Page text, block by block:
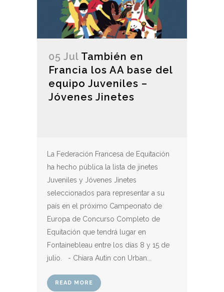
05 Jul También en
Francia los AA base del
equipo Juveniles –
Jóvenes Jinetes
La Federación Francesa de Equitación
ha hecho pública la lista de jinetes
Juveniles y Jóvenes Jinetes
seleccionados para representar a su
país en el próximo Campeonato de
Europa de Concurso Completo de
Equitación que tendrá lugar en
Fontainebleau entre los días 8 y 15 de
julio. - Chiara Autin con Urban...
READ MORE